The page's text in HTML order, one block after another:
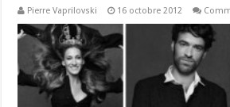
Pierre Vaprilovski 16 octobre 2012